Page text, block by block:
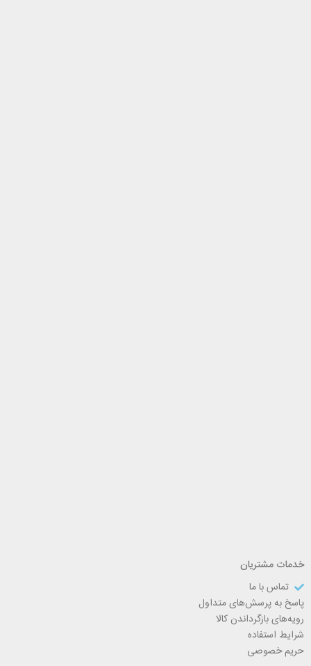
خدمات مشتریان
تماس با ما
پاسخ به پرسش‌های متداول
رویه‌های بازگرداندن کالا
شرایط استفاده
حریم خصوصی